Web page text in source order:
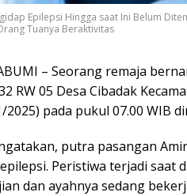
Epilepsi Hingga saat Ini Belum
Tuanya Beraktivitas
– Seorang remaja
RW 05 Desa Cibadak
2025) pada pukul 07.00 WIB
putra pasangan
Peristiwa terjadi saat
dan ayahnya sedang